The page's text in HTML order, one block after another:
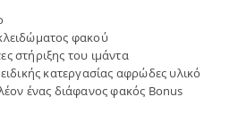
φακού
στήριξης του ιμάντα
κατεργασίας αφρώδες υλικό
ένας διάφανος φακός Bonus